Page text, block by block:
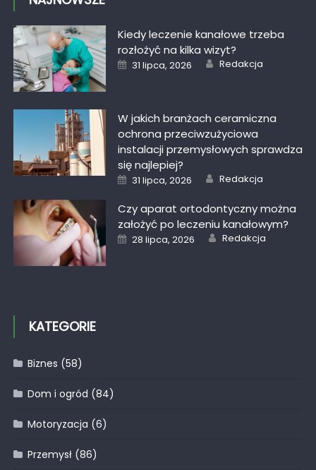
Kiedy leczenie kanałowe trzeba
rozłożyć na kilka wizyt?
Posted
on
31 lipca, 2026 Author
Redakcja
W jakich branżach ceramiczna
ochrona przeciwzużyciowa
instalacji przemysłowych sprawdza
się najlepiej?
Posted
on
31 lipca, 2026 Author
Redakcja
Czy aparat ortodontyczny można
założyć po leczeniu kanałowym?
Posted
on
28 lipca, 2026 Author
Redakcja
KATEGORIE
Biznes (58)
Dom i ogród (84)
Motoryzacja (6)
Przemysł(86)